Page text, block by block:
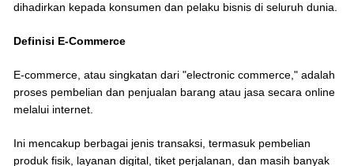
dihadirkan kepada konsumen dan pelaku bisnis di seluruh dunia.
Definisi E-Commerce
E-commerce, atau singkatan dari "electronic commerce," adalah
proses pembelian dan penjualan barang atau jasa secara online
melalui internet.
Ini mencakup berbagai jenis transaksi, termasuk pembelian
produk fisik, layanan digital, tiket perjalanan, dan masih banyak